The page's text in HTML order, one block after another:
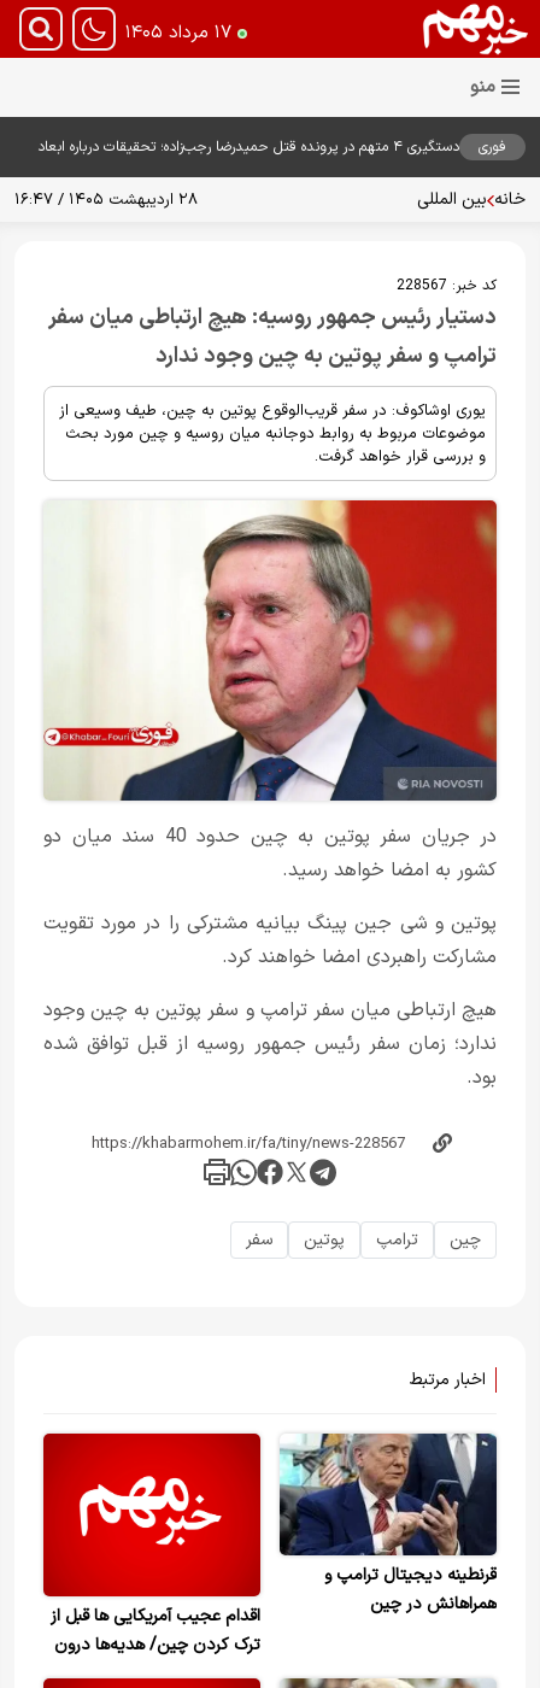
۱۷ مرداد ۱۴۰۵
فوری
دستگیری ۴ متهم در پرونده قتل حمیدرضا رجب‌زاده؛ تحقیقات درباره ابعاد
خانه بین المللی ۲۸ اردیبهشت ۱۴۰۵ / ۱۶:۴۷
کد خبر: 228567
دستیار رئیس جمهور روسیه: هیچ ارتباطی میان سفر
ترامپ و سفر پوتین به چین وجود ندارد
یوری اوشاکوف: در سفر قریب‌الوقوع پوتین به چین، طیف وسیعی از
موضوعات مربوط به روابط دوجانبه میان روسیه و چین مورد بحث
و بررسی قرار خواهد گرفت.
در جریان سفر پوتین به چین حدود 40 سند میان دو
کشور به امضا خواهد رسید.
پوتین و شی جین پینگ بیانیه مشترکی را در مورد تقویت
مشارکت راهبردی امضا خواهند کرد.
هیچ ارتباطی میان سفر ترامپ و سفر پوتین به چین وجود
ندارد؛ زمان سفر رئیس جمهور روسیه از قبل توافق شده
بود.
چین ترامپ پوتین سفر
اخبار مرتبط
قرنطینه دیجیتال ترامپ و
همراهانش در چین
اقدام عجیب آمریکایی ها قبل از
ترک کردن چین/ هدیه‌ها درون
یک سطل زباله ریخته شدند